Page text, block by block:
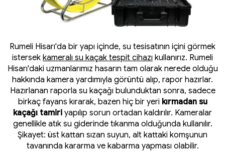
Rumeli Hisarı'da bir yapı içinde, su tesisatının içini görmek
istersek kameralı su kaçak tespit cihazı kullanırız. Rumeli
Hisarı'daki uzmanlarımız hasarın tam olarak nerede olduğu
hakkında kamera yardımıyla görüntü alıp, rapor hazırlar.
Hazırlanan raporla su kaçağı bulunduktan sonra, sadece
birkaç fayans kırarak, bazen hiç bir yeri kırmadan su
kaçağı tamiri yapılıp sorun ortadan kaldırılır. Kameralar
genellikle atık su giderinde tıkanma olduğunda kullanılır.
Şikayet: üst kattan sızan suyun, alt kattaki komşunun
tavanında kararma ve kabarma yapması olabilir.